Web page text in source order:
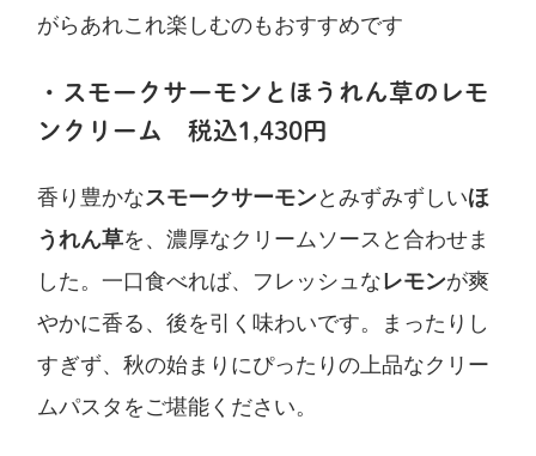
がらあれこれ楽しむのもおすすめです
・スモークサーモンとほうれん草のレモ
ンクリーム 税込1,430円
香り豊かなスモークサーモンとみずみずしいほ
うれん草を、濃厚なクリームソースと合わせま
した。一口食べれば、フレッシュなレモンが爽
やかに香る、後を引く味わいです。まったりし
すぎず、秋の始まりにぴったりの上品なクリー
ムパスタをご堪能ください。